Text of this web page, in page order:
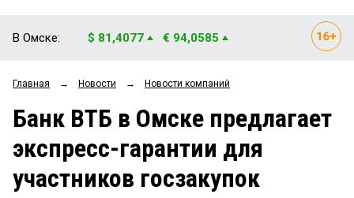
ОБЩЕСТВО
ЗАКОН
НОВОСТИ КОМПАНИЙ
Мнения
Рейтинги
Блоги
Архив
В Омске: $ 81,4077 € 94,0585
Главная → Новости → Новости компаний
Банк ВТБ в Омске предлагает
экспресс-гарантии для
участников госзакупок